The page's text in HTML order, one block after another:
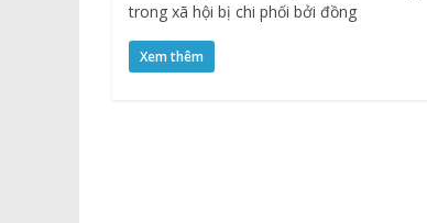
trong xã hội bị chi phối bởi đồng
Xem thêm